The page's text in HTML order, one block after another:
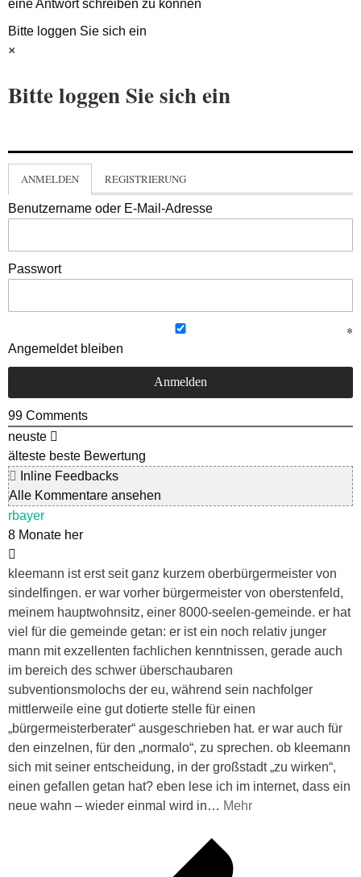
eine Antwort schreiben zu können
Bitte loggen Sie sich ein
×
Bitte loggen Sie sich ein
ANMELDEN REGISTRIERUNG
Benutzername oder E-Mail-Adresse
Passwort
Angemeldet bleiben
99 Comments
neuste
älteste beste Bewertung
Inline Feedbacks
Alle Kommentare ansehen
rbayer
8 Monate her
kleemann ist erst seit ganz kurzem oberbürgermeister von
sindelfingen. er war vorher bürgermeister von oberstenfeld,
meinem hauptwohnsitz, einer 8000-seelen-gemeinde. er hat
viel für die gemeinde getan: er ist ein noch relativ junger
mann mit exzellenten fachlichen kenntnissen, gerade auch
im bereich des schwer überschaubaren
subventionsmolochs der eu, während sein nachfolger
mittlerweile eine gut dotierte stelle für einen
„bürgermeisterberater“ ausgeschrieben hat. er war auch für
den einzelnen, für den „normalo“, zu sprechen. ob kleemann
sich mit seiner entscheidung, in der großstadt „zu wirken“,
einen gefallen getan hat? eben lese ich im internet, dass ein
neue wahn – wieder einmal wird in… Mehr